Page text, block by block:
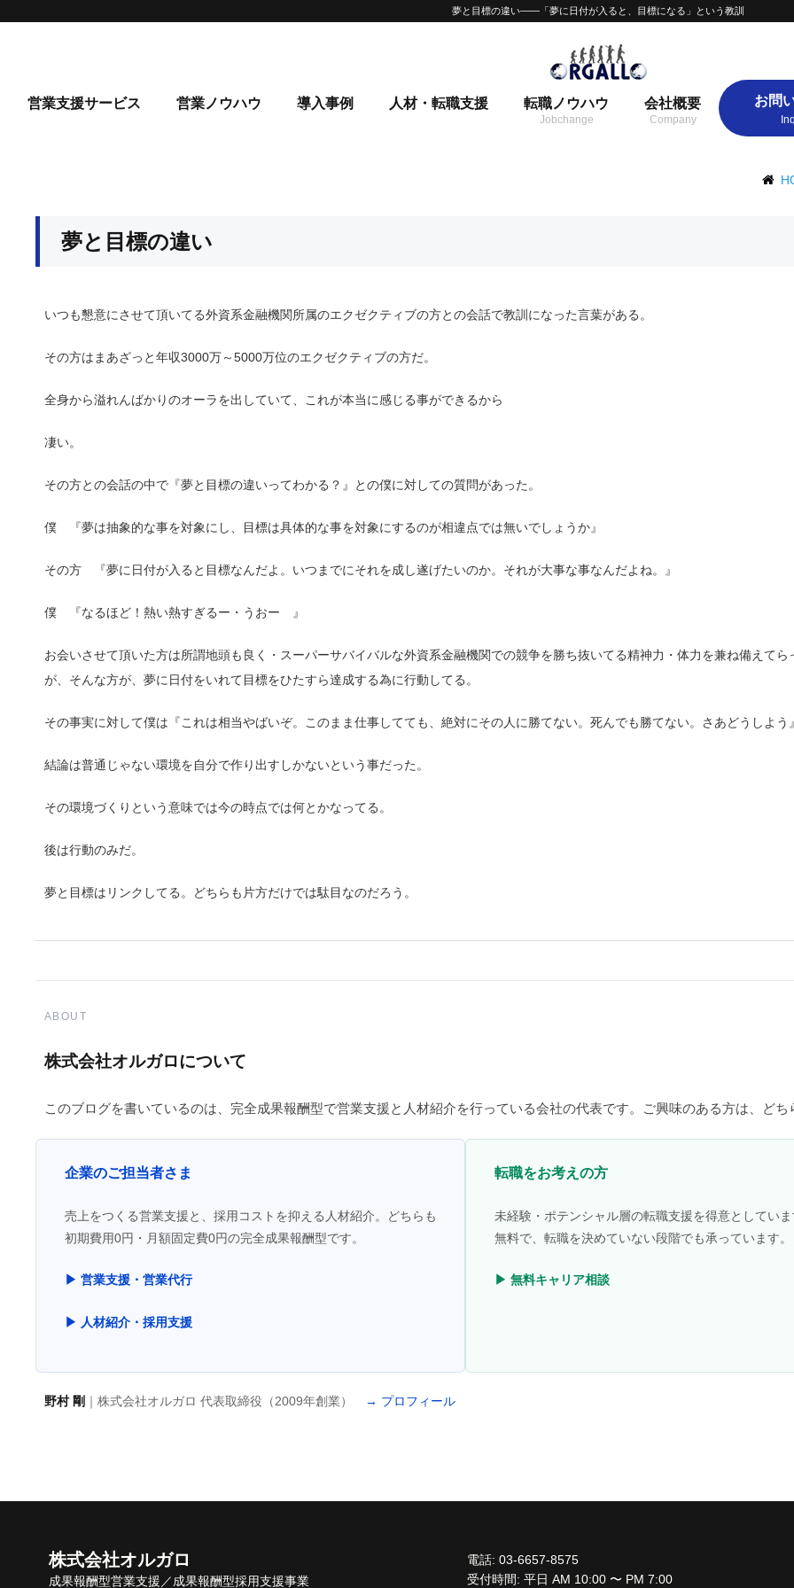
夢と目標の違い——「夢に日付が入ると、目標になる」という教訓
営業支援サービス 営業ノウハウ 導入事例 人材・転職支援 転職ノウハウ 会社概要 お問
夢と目標の違い
いつも懇意にさせて頂いてる外資系金融機関所属のエクゼクティブの方との会話で教訓になった言葉がある。
その方はまあざっと年収3000万～5000万位のエクゼクティブの方だ。
全身から溢れんばかりのオーラを出していて、これが本当に感じる事ができるから
凄い。
その方との会話の中で『夢と目標の違いってわかる？』との僕に対しての質問があった。
僕 『夢は抽象的な事を対象にし、目標は具体的な事を対象にするのが相違点では無いでしょうか』
その方 『夢に日付が入ると目標なんだよ。いつまでにそれを成し遂げたいのか。それが大事な事なんだよね。』
僕 『なるほど！熱い熱すぎるー・うおー 』
お会いさせて頂いた方は所謂地頭も良く・スーパーサバイバルな外資系金融機関での競争を勝ち抜いてる精神力・体力を兼ね備えてら
が、そんな方が、夢に日付をいれて目標をひたすら達成する為に行動してる。
その事実に対して僕は『これは相当やばいぞ。このまま仕事してても、絶対にその人に勝てない。死んでも勝てない。さあどうしよう
結論は普通じゃない環境を自分で作り出すしかないという事だった。
その環境づくりという意味では今の時点では何とかなってる。
後は行動のみだ。
夢と目標はリンクしてる。どちらも片方だけでは駄目なのだろう。
ABOUT
株式会社オルガロについて
このブログを書いているのは、完全成果報酬型で営業支援と人材紹介を行っている会社の代表です。ご興味のある方は、どち
企業のご担当者さま
売上をつくる営業支援と、採用コストを抑える人材紹介。どちらも
初期費用0円・月額固定費0円の完全成果報酬型です。
▶ 営業支援・営業代行
▶ 人材紹介・採用支援
転職をお考えの方
未経験・ポテンシャル層の転職支援を得意としてい
無料で、転職を決めていない段階でも承っています。
▶ 無料キャリア相談
野村 剛 ｜株式会社オルガロ 代表取締役（2009年創業） → プロフィール
株式会社オルガロ
成果報酬型営業支援／成果報酬型採用支援事業
電話: 03-6657-8575
受付時間: 平日 AM 10:00 〜 PM 7:00